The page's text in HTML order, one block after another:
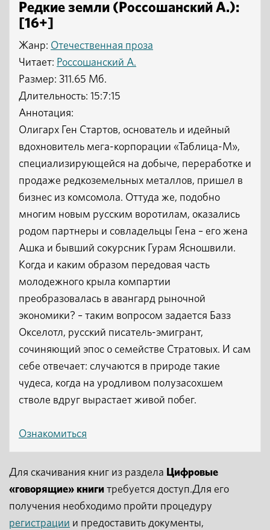
Редкие земли (Россошанский А.):
[16+]
Жанр: Отечественная проза
Читает: Россошанский А.
Размер: 311.65 Мб.
Длительность: 15:7:15
Аннотация:
Олигарх Ген Стартов, основатель и идейный
вдохновитель мега-корпорации «Таблица-М»,
специализирующейся на добыче, переработке и
продаже редкоземельных металлов, пришел в
бизнес из комсомола. Оттуда же, подобно
многим новым русским воротилам, оказались
родом партнеры и совладельцы Гена – его жена
Ашка и бывший сокурсник Гурам Ясношвили.
Когда и каким образом передовая часть
молодежного крыла компартии
преобразовалась в авангард рыночной
экономики? – таким вопросом задается Базз
Окселотл, русский писатель-эмигрант,
сочиняющий эпос о семействе Стратовых. И сам
себе отвечает: случаются в природе такие
чудеса, когда на уродливом полузасохшем
стволе вдруг вырастает живой побег.
Ознакомиться
Для скачивания книг из раздела Цифровые
«говорящие» книги требуется доступ.Для его
получения необходимо пройти процедуру
регистрации и предоставить документы,